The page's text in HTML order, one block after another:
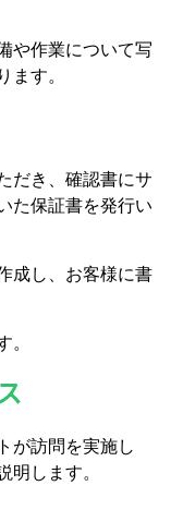
や作業について写
ます。
だき、確認書にサ
た保証書を発行い
成し、お客様に書
。
が訪問を実施し
明します。